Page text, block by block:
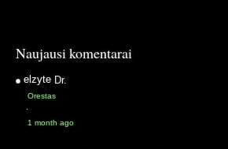
Naujausi komentarai
elzyte Dr.
Orestas
·
1 month ago